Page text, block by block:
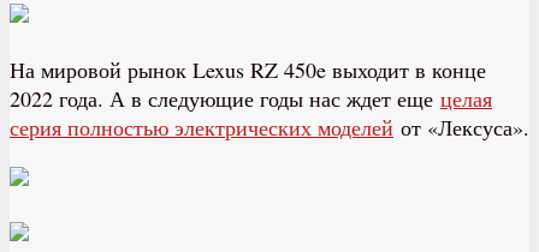
На мировой рынок Lexus RZ 450e выходит в конце
2022 года. А в следующие годы нас ждет еще целая
серия полностью электрических моделей от «Лексуса».